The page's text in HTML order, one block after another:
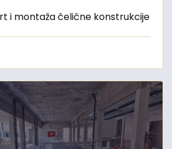
i montaža čelične konstrukcije